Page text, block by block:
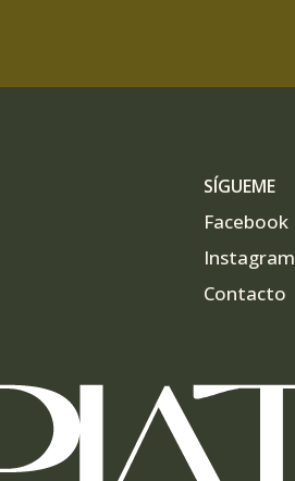
SÍGUEME
Facebook
Instagram
Contacto